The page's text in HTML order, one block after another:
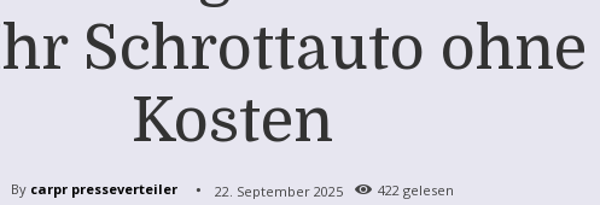
Schrottauto
Kosten
By carpr presseverteiler 22. September 2025 422gelesen